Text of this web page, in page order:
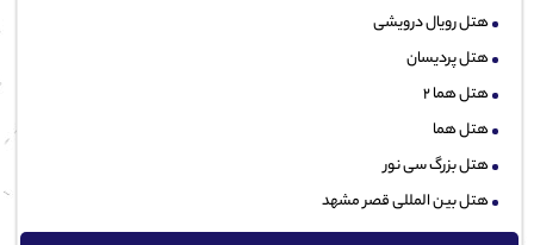
هتل رویال درویشی
هتل پردیسان
هتل هما 2
هتل هما
هتل بزرگ سی نور
هتل بین المللی قصر مشهد